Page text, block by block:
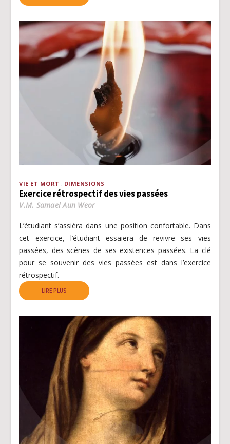
VIE ET MORT DIMENSIONS
Exercice rétrospectif des vies passées
V.M. Samael Aun Weor
L’étudiant s’assiéra dans une position confortable. Dans
cet exercice, l’étudiant essaiera de revivre ses vies
passées, des scènes de ses existences passées. La clé
pour se souvenir des vies passées est dans l’exercice
rétrospectif.
LIRE PLUS